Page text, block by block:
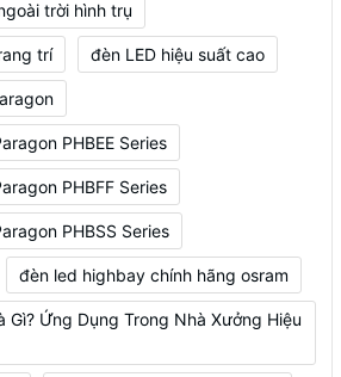
trời hình trụ
trí đèn LED hiệu suất cao
PHBEE Series
PHBFF Series
PHBSS Series
đèn led highbay chính hãng osram
Gì? Ứng Dụng Trong Nhà Xưởng Hiệu